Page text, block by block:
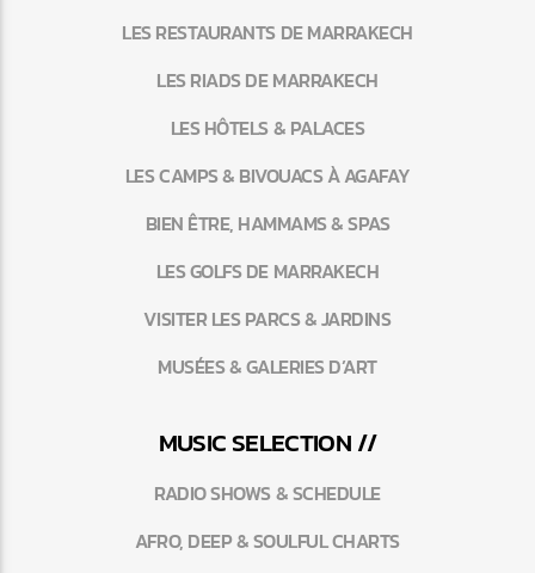
LES RESTAURANTS DE MARRAKECH
LES RIADS DE MARRAKECH
LES HÔTELS & PALACES
LES CAMPS & BIVOUACS À AGAFAY
BIEN ÊTRE, HAMMAMS & SPAS
LES GOLFS DE MARRAKECH
VISITER LES PARCS & JARDINS
MUSÉES & GALERIES D’ART
MUSIC SELECTION //
RADIO SHOWS & SCHEDULE
AFRO, DEEP & SOULFUL CHARTS